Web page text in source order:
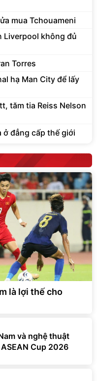
mua Tchouameni
Liverpool không đủ
Torres
hạ Man City để lấy
tăm tia Reiss Nelson
ở đẳng cấp thế giới
là lợi thế cho
và nghệ thuật
Cup 2026